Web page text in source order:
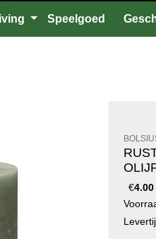
Speelgoed
€4.00